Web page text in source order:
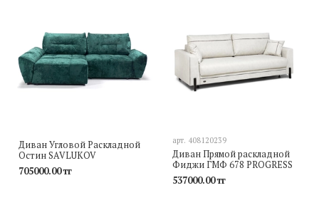
Диван Угловой Раскладной
Остин SAVLUKOV
705000.00 тг
арт. 408120239
Диван Прямой раскладной
Фиджи ГМФ 678 PROGRESS
537000.00 тг